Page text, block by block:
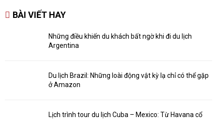
BÀI VIẾT HAY
Những điều khiến du khách bất ngờ khi đi du lịch
Argentina
Du lịch Brazil: Những loài động vật kỳ lạ chỉ có thể gặp
ở Amazon
Lịch trình tour du lịch Cuba – Mexico: Từ Havana cổ